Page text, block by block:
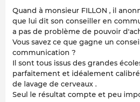
Quand à monsieur FILLON , il
que lui dit son conseiller en
a pas de problème de pouvoir
Vous savez ce que gagne un
communication ?
Il sont tous issus des grandes
parfaitement et idéalement
de lavage de cerveaux .
Seul le résultat compte et peu